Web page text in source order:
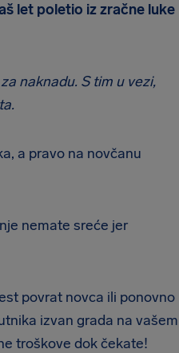
let poletio iz zračne luke
naknadu. S tim u vezi,
a pravo na novčanu
nemate sreće jer
povrat novca ili ponovno
izvan grada na vašem
troškove dok čekate!